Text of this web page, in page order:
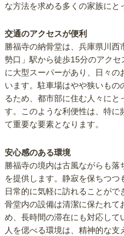
な方法を求める多くの家族にと
交通のアクセスが便利
勝福寺の納骨堂は、兵庫県川
勢口」駅から徒歩15分のアク
に大型スーパーがあり、日々
います。駐車場はやや狭いも
るため、都市部に住む人々に
す。このような利便性は、特に
て重要な要素となります。
安心感のある環境
勝福寺の境内は古風ながらも
を提供します。静寂を保ちつつ
日常的に気軽に訪れることが
骨堂内の設備は清潔に保たれて
め、長時間の滞在にも対応して
人を偲べる環境は、精神的な支